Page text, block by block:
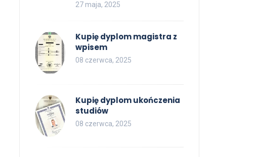
27 maja, 2025
Kupię dyplom magistra z
wpisem
08 czerwca, 2025
Kupię dyplom ukończenia
studiów
08 czerwca, 2025